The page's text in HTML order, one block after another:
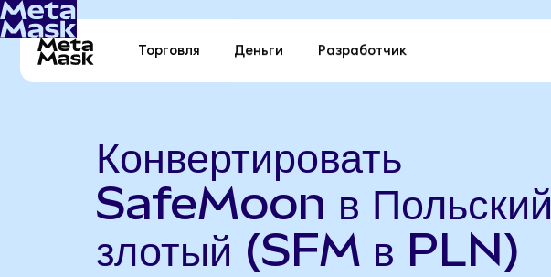
Торговля Деньги Разработчик
Конвертировать
SafeMoon в Польский
злотый (SFM в PLN)